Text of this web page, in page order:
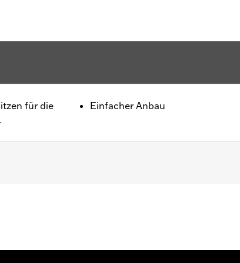
für die
Einfacher Anbau
Batterieseitenabdeckungen aus dem